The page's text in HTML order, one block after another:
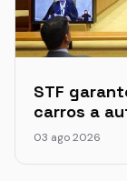
STF
carros a
03 ago 2026